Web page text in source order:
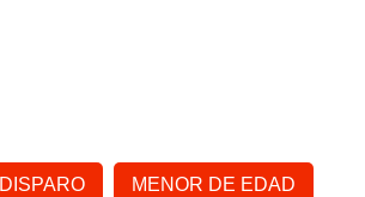
DISPARO MENOR DE EDAD